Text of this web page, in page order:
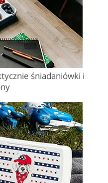
śniadaniówki i